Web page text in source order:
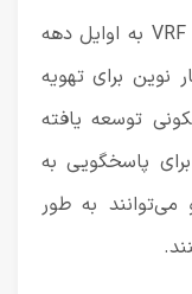
فناوری VRF (Variable Refrigerant Flow) به اوایل دهه
نوین برای تهویه
توسعه یافته
پاسخگویی به
به طور